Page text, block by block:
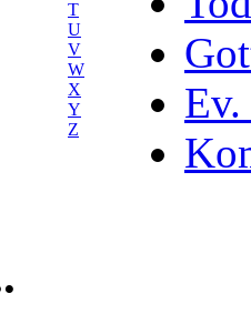
T
U
V
W
X
Y
Z
Ev.